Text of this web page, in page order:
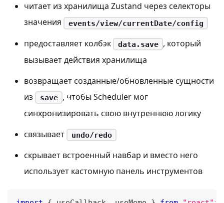
читает из хранилища Zustand через селекторы
значения
events/view/currentDate/config
предоставляет колбэк data.save , который
вызывает действия хранилища
возвращает созданные/обновленные сущности
из
save , чтобы Scheduler мог
синхронизировать свою внутреннюю логику
связывает
undo/redo
скрывает встроенный навбар и вместо него
использует кастомную панель инструментов